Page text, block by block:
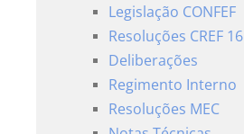
Legislação CONFEF
Resoluções CREF 16
Deliberações
Regimento Interno
Resoluções MEC